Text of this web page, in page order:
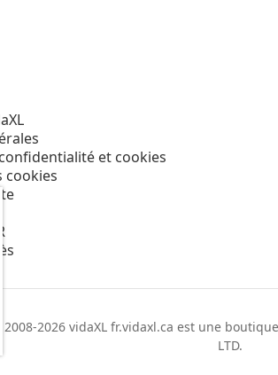
et cookies
cookies
2008-2026 vidaXL fr.vidaxl.ca est une
LTD.